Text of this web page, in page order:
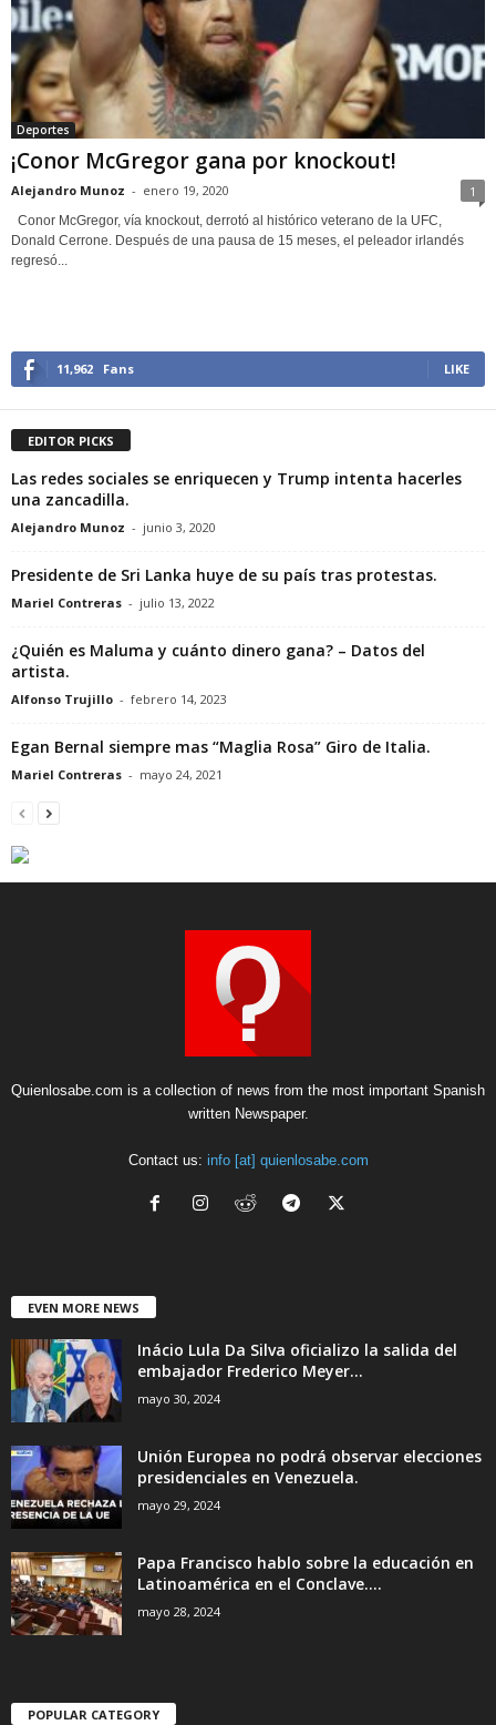
Deportes
¡Conor McGregor gana por knockout!
Alejandro Munoz - enero 19, 2020 1
Conor McGregor, vía knockout, derrotó al histórico veterano de la UFC,
Donald Cerrone. Después de una pausa de 15 meses, el peleador irlandés
regresó...
11,962 Fans LIKE
EDITOR PICKS
Las redes sociales se enriquecen y Trump intenta hacerles
una zancadilla.
Alejandro Munoz - junio 3, 2020
Presidente de Sri Lanka huye de su país tras protestas.
Mariel Contreras - julio 13, 2022
¿Quién es Maluma y cuánto dinero gana? – Datos del
artista.
Alfonso Trujillo - febrero 14, 2023
Egan Bernal siempre mas “Maglia Rosa” Giro de Italia.
Mariel Contreras - mayo 24, 2021
Quienlosabe.com is a collection of news from the most important Spanish
written Newspaper.
Contact us: info [at] quienlosabe.com
EVEN MORE NEWS
Inácio Lula Da Silva oficializo la salida del
embajador Frederico Meyer...
mayo 30, 2024
Unión Europea no podrá observar elecciones
presidenciales en Venezuela.
mayo 29, 2024
Papa Francisco hablo sobre la educación en
Latinoamérica en el Conclave....
mayo 28, 2024
POPULAR CATEGORY